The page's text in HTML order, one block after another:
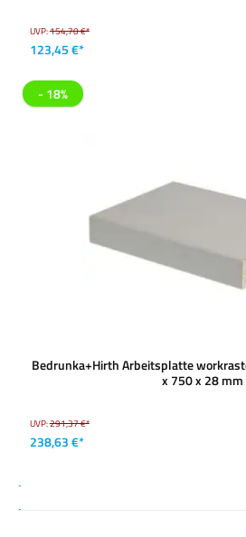
UVP:154,70 €*
123,45 €*
- 18%
Bedrunka+Hirth Arbeitsplatte
x 750 x 28 mm
UVP:291,37 €*
238,63 €*